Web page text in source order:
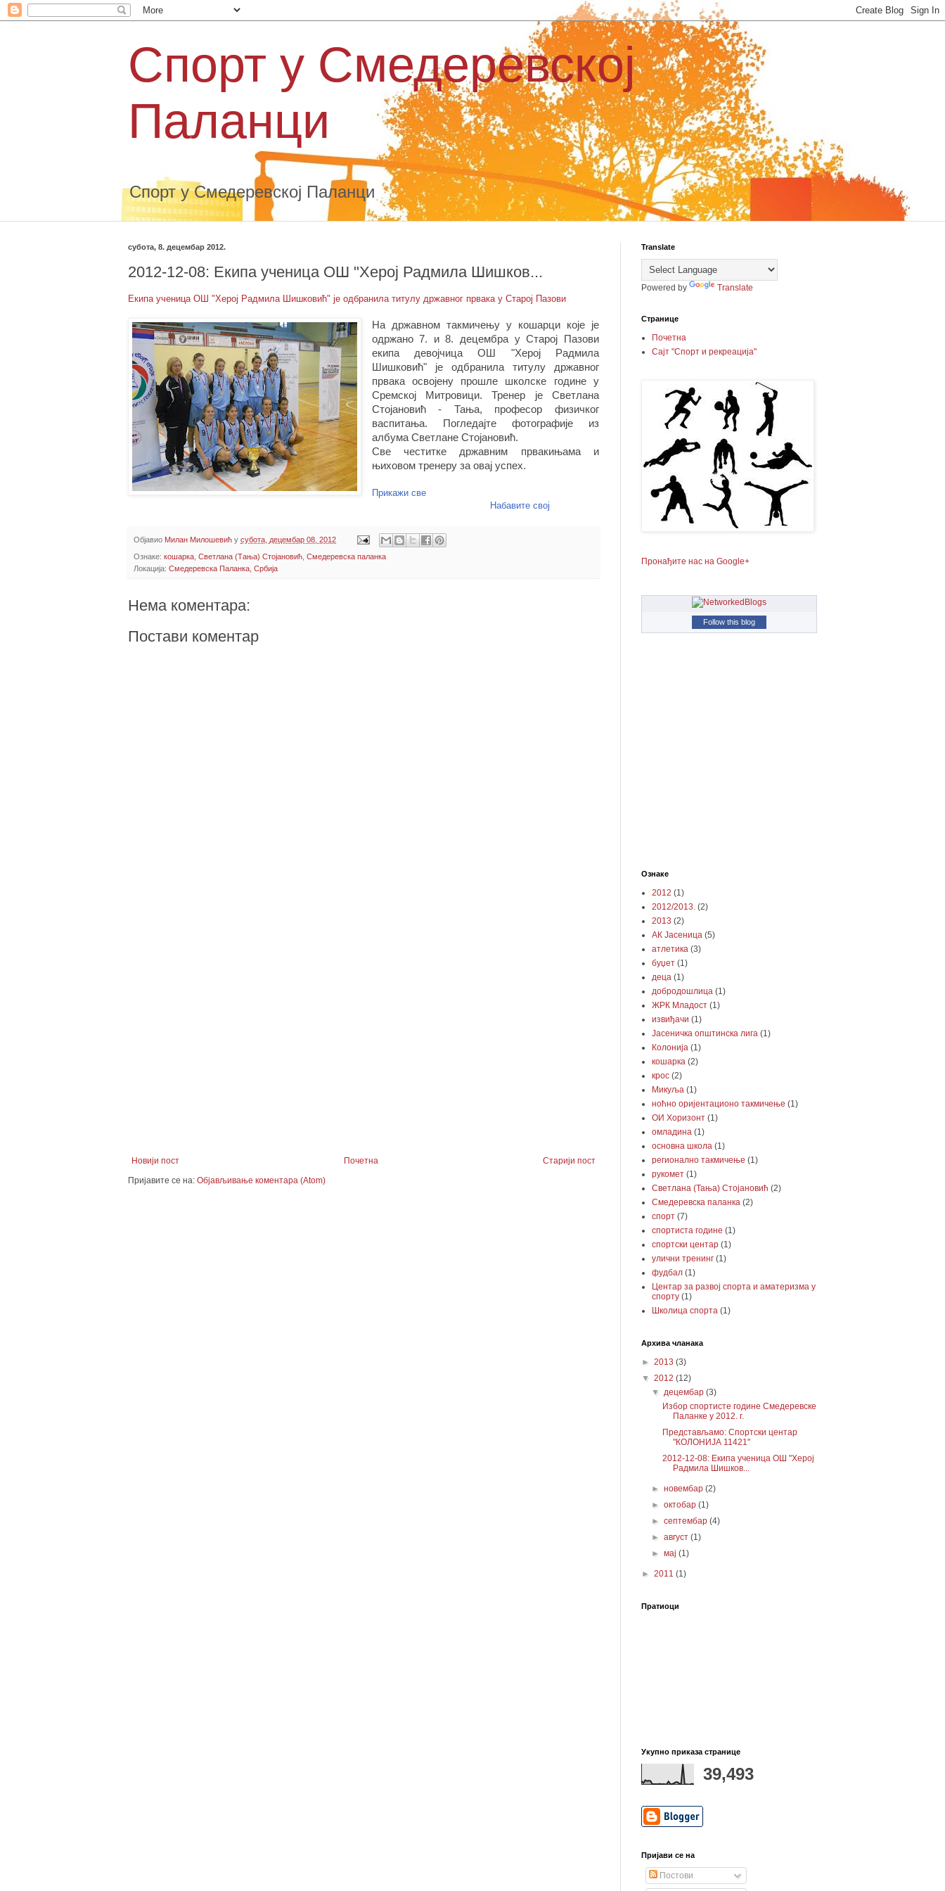
Спорт у Смедеревској
Паланци
Спорт у Смедеревској Паланци
субота, 8. децембар 2012.
2012-12-08: Екипа ученица ОШ "Херој Радмила Шишков...
Екипа ученица ОШ "Херој Радмила Шишковић" је одбранила титулу државног првака у Старој Пазови
На државном такмичењу у кошарци које је
одржано 7. и 8. децембра у Старој Пазови
екипа девојчица ОШ "Херој Радмила
Шишковић" је одбранила титулу државног
првака освојену прошле школске године у
Сремској Митровици. Тренер је Светлана
Стојановић - Тања, професор физичког
васпитања. Погледајте фотографије из
албума Светлане Стојановић.
Све честитке државним првакињама и
њиховом тренеру за овај успех.
Прикажи све
Набавите свој
Објавио Милан Милошевић у субота, децембар 08, 2012
Ознаке: кошарка Светлана (Тања) Стојановић Смедеревска паланка
Локација: Смедеревска Паланка, Србија
Нема коментара:
Постави коментар
Новији пост Старији пост
Почетна
Пријавите се на: Објављивање коментара (Atom)
Translate
Powered by Translate
Странице
Почетна
Сајт "Спорт и рекреација"
Пронађите нас на Google+
Follow this blog
Ознаке
2012 (1)
2012/2013. (2)
2013 (2)
АК Јасеница (5)
атлетика (3)
буџет (1)
деца (1)
добродошлица (1)
ЖРК Младост (1)
извиђачи (1)
Јасеничка општинска лига (1)
Колонија (1)
кошарка (2)
крос (2)
Микуља (1)
ноћно оријентационо такмичење (1)
ОИ Хоризонт (1)
омладина (1)
основна школа (1)
регионално такмичење (1)
рукомет (1)
Светлана (Тања) Стојановић (2)
Смедеревска паланка (2)
спорт (7)
спортиста године (1)
спортски центар (1)
улични тренинг (1)
фудбал (1)
Центар за развој спорта и аматеризма у
спорту (1)
Школица спорта (1)
Архива чланака
► 2013 (3)
▼ 2012 (12)
▼децембар(3)
Избор спортисте године Смедеревске
Паланке у 2012. г.
Представљамо: Спортски центар
"КОЛОНИЈА 11421"
2012-12-08: Екипа ученица ОШ "Херој
Радмила Шишков...
►новембар(2)
►октобар(1)
►септембар(4)
►август(1)
►мај(1)
► 2011 (1)
Пратиоци
Укупно приказа странице
39,493
Пријави се на
Постови